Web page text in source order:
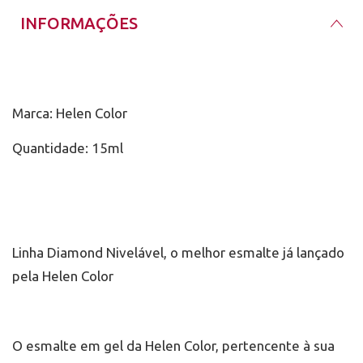
INFORMAÇÕES
Marca: Helen Color
Quantidade: 15ml
Linha Diamond Nivelável, o melhor esmalte já lançado
pela Helen Color
O esmalte em gel da Helen Color, pertencente à sua